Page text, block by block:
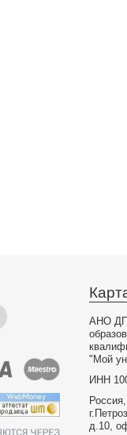
АНО
"Мой
ИНН
д.10,